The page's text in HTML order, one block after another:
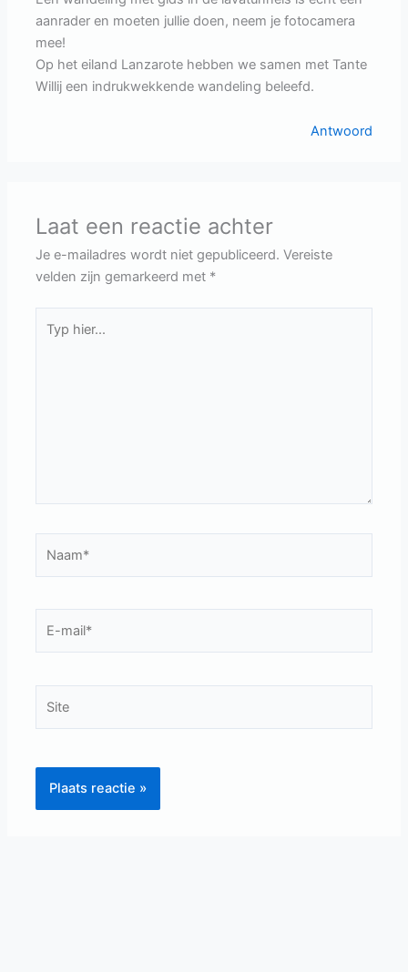
aanrader en moeten jullie doen, neem je fotocamera
mee!
Op het eiland Lanzarote hebben we samen met Tante
Willij een indrukwekkende wandeling beleefd.
Antwoord
Laat een reactie achter
Je e-mailadres wordt niet gepubliceerd. Vereiste
velden zijn gemarkeerd met *
hier...